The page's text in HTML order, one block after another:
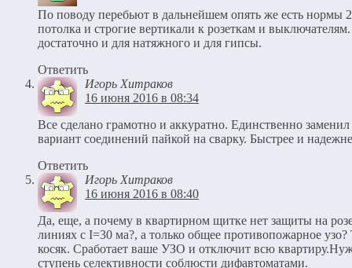
По поводу перебьют в дальнейшем опять же есть нормы
потолка и строгие вертикали к розеткам и
Ответить
Игорь Хитраков
Все сделано грамотно и аккуратно. Единственно
Ответить
Игорь Хитраков
Да, еще, а почему в квартирном щитке нет защиты на
линиях с I=30 ма?, а только общее противопожарное